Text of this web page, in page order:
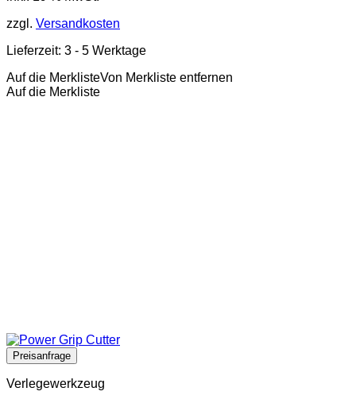
zzgl. Versandkosten
Lieferzeit: 3 - 5 Werktage
Auf die MerklisteVon Merkliste entfernen
Auf die Merkliste
Verlegewerkzeug